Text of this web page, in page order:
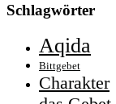
Schlagwörter
Aqida
Bittgebet
Charakter